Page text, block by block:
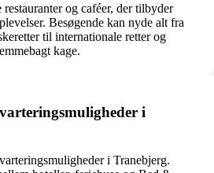
og caféer, der tilbyder
Besøgende kan nyde alt fra
til internationale retter og
kage.
i
i Tranebjerg.